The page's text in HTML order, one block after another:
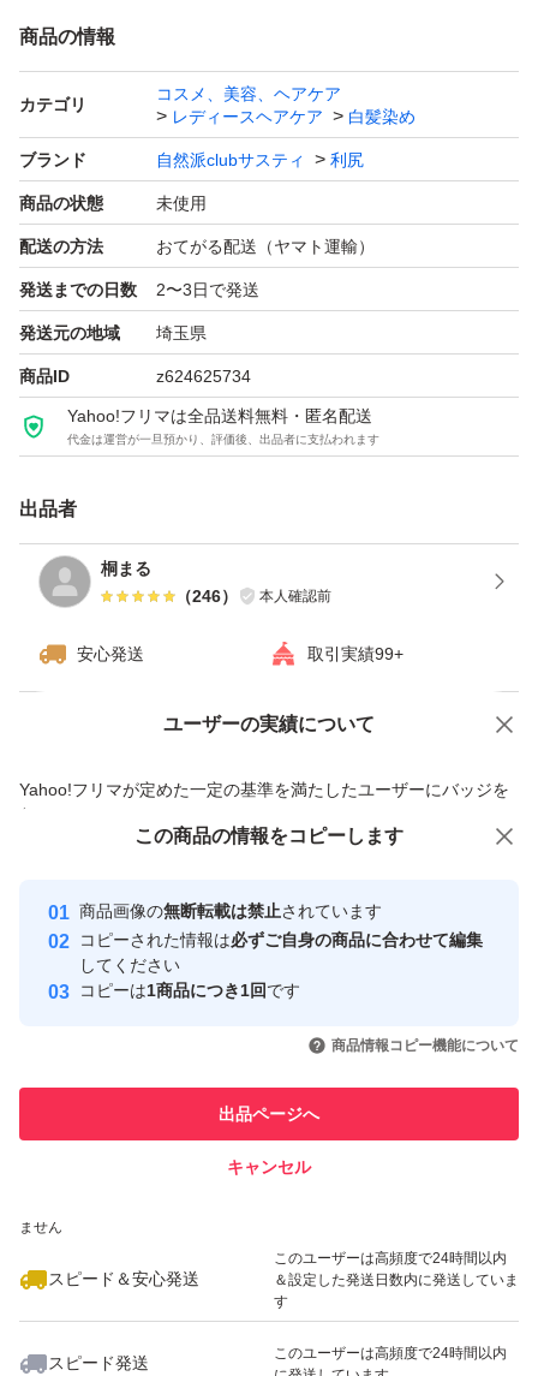
キレイに目立たなくなるので、とっても簡単です。
※新品未開封品ですが, 自宅保管のため中古品にご理解あ
る方のみご購入ください。神経質な方はご遠慮ください
- ブランド: Sastty
- 製品名: 利尻炭酸カラーシャンプー
- 色: ブラック
- 容量: 180g
- 特徴: 濃密な炭酸泡でしっかり染まる
商品の情報
カテゴリ
コスメ、美容、ヘアケア
レディースヘアケア
白髪染め
ブランド 自然派clubサスティ 利尻
商品の状態 未使用
配送の方法 おてがる配送（ヤマト運輸）
発送までの日数 2〜3日で発送
発送元の地域 埼玉県
商品ID z624625734
Yahoo!フリマは全品送料無料・匿名配送
代金は運営が一旦預かり、評価後、出品者に支払われます
出品者
桐まる
（246） 本人確認前
安心発送 取引実績99+
ユーザーの実績について
Yahoo!フリマが定めた一定の基準を満たしたユーザーにバッジを
付与しています
安心取引出品者
心・安全なユーザーです
取引実績
引を完了させた実績があります
での取引実績があります
ません
スピード＆安心発送
このユーザーは高頻度で24時間以内
＆設定した発送日数内に発送していま
す
スピード発送
このユーザーは高頻度で24時間以内
価格の相談 商品への質問
この商品の情報をコピーします
商品画像の無断転載は禁止されています
コピーされた情報は必ずご自身の商品に合わせて編集
してください
コピーは1商品につき1回です
商品情報コピー機能について
出品ページへ
キャンセル
この商品をみている人にオススメ